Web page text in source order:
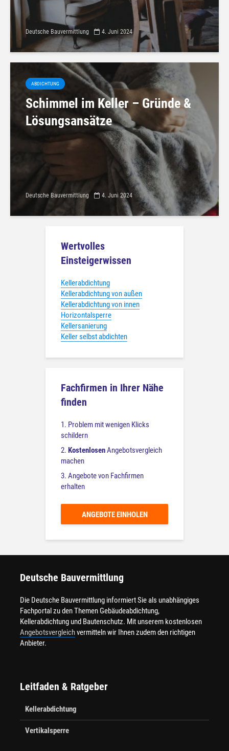
Deutsche Bauvermittlung 4. Juni 2024
ABDICHTUNG
Schimmel im Keller – Gründe &
Lösungsansätze
Deutsche Bauvermittlung 4. Juni 2024
Wertvolles
Einsteigerwissen
Kellerabdichtung
Kellerabdichtung von außen
Kellerabdichtung von innen
Horizontalsperre
Kellersanierung
Keller selbst abdichten
Fachfirmen in Ihrer Nähe
finden
1. Problem mit wenigen Klicks
schildern
2. KostenlosenAngebotsvergleich
machen
3. Angebote von Fachfirmen
erhalten
ANGEBOTE EINHOLEN
Deutsche Bauvermittlung
Die Deutsche Bauvermittlung informiert Sie als unabhängiges
Fachportal zu den Themen Gebäudeabdichtung,
Kellerabdichtung und Bautenschutz. Mit unserem kostenlosen
Angebotsvergleichvermitteln wir Ihnen zudem den richtigen
Anbieter.
Leitfaden & Ratgeber
Kellerabdichtung
Vertikalsperre